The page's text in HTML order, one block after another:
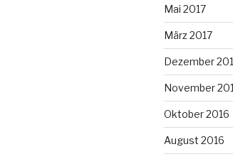
Mai 2017
März 2017
Dezember
November
Oktober 2016
August 2016